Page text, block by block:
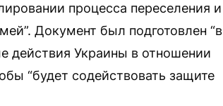
процесса переселения и
Документ был подготовлен “в
действия Украины в отношении
“будет содействовать защите